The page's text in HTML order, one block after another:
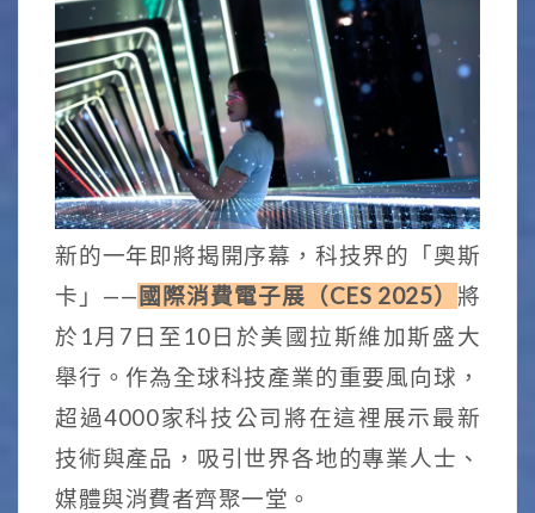
新的一年即將揭開序幕，科技界的「奧斯
卡」——國際消費電子展（CES 2025） 將
於1月7日至10日於美國拉斯維加斯盛大
舉行。作為全球科技產業的重要風向球，
超過4000家科技公司將在這裡展示最新
技術與產品，吸引世界各地的專業人士、
媒體與消費者齊聚一堂。